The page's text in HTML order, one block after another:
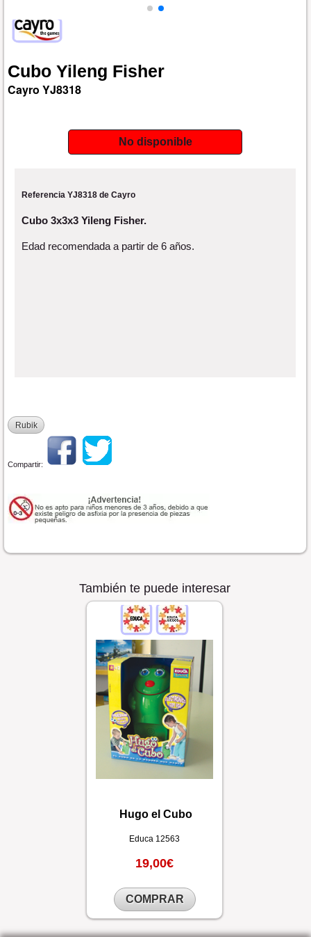
Cubo Yileng Fisher
Cayro YJ8318
No disponible
Referencia YJ8318 de Cayro
Cubo 3x3x3 Yileng Fisher.
Edad recomendada a partir de 6 años.
Rubik
Compartir:
También te puede interesar
Hugo el Cubo
Educa 12563
19,00€
COMPRAR